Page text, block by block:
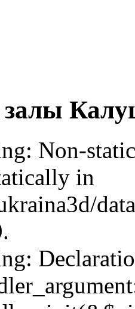
залы
Non-
in